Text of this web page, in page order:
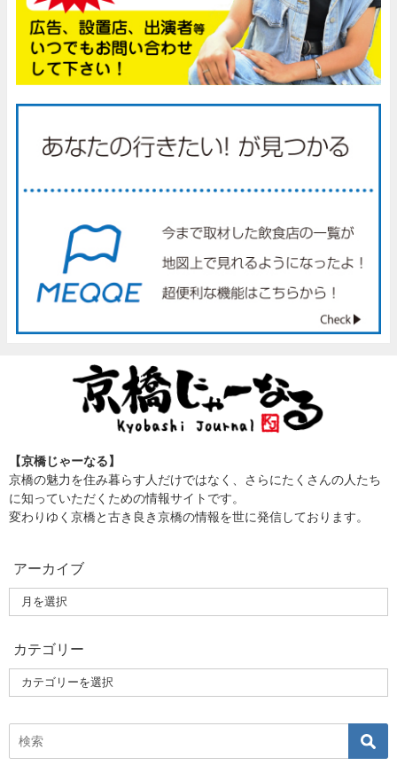
【京橋じゃーなる】
京橋の魅力を住み暮らす人だけではなく、さらにたくさんの人たち
に知っていただくための情報サイトです。
変わりゆく京橋と古き良き京橋の情報を世に発信しております。
アーカイブ
カテゴリー